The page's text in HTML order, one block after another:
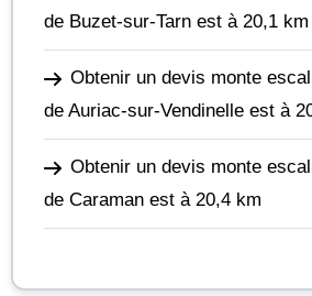
de Buzet-sur-Tarn est à 20,1 km
Obtenir un devis monte
de Auriac-sur-Vendinelle est à
Obtenir un devis monte
de Caraman est à 20,4 km